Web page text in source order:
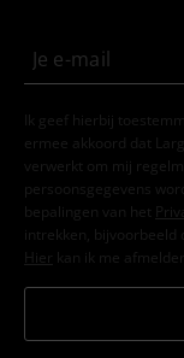
Ik geef hierbij
ermee akkoord dat
verwerkt om mij
persoonsgegevens
bepalingen van het
intrekken, bijvoorbeeld
Hier kan ik me